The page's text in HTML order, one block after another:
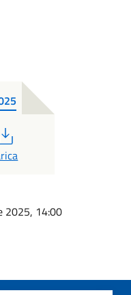
2025, 14:00